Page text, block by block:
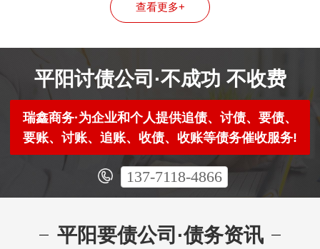
查看更多+
平阳讨债公司·不成功 不收费
瑞鑫商务·为企业和个人提供追债、讨债、要债、
要账、讨账、追账、收债、收账等债务催收服务!
137-7118-4866
平阳要债公司·债务资讯